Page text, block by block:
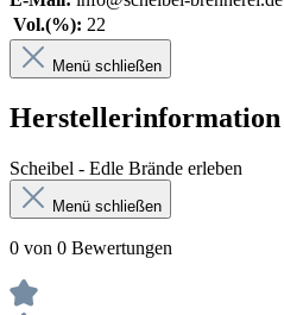
Vol.(%): 22
Menü schließen
Herstellerinformation
Scheibel - Edle Brände erleben
Menü schließen
0 von 0 Bewertungen